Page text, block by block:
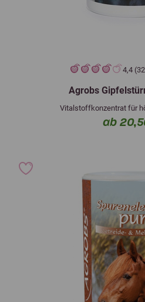
4,4
Agrobs
Vitalstoffkonzentrat für
ab